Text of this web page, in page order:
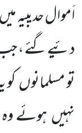
اَموال حدیبیہ میں
دئیے گئے ،
تو مسلمانوں
نہیںہوئے